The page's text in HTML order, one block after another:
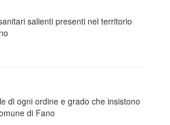
salienti presenti nel territorio
di ogni ordine e grado che insistono
di Fano